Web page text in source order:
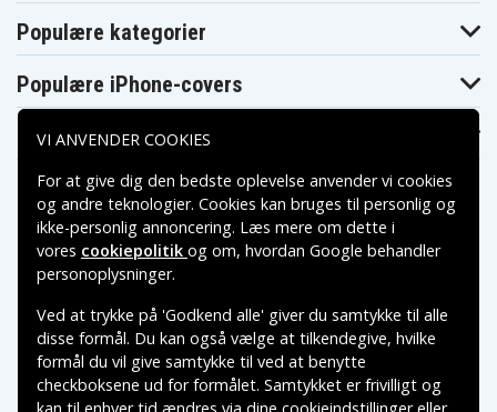
Populære kategorier
Populære iPhone-covers
Populære Samsung-covers
Betalingsmuligheder
Leveringsmuligheder
VI ANVENDER COOKIES
For at give dig den bedste oplevelse anvender vi cookies
og andre teknologier. Cookies kan bruges til personlig og
ikke-personlig annoncering. Læs mere om dette i
vores cookiepolitik og om, hvordan Google behandler
personoplysninger.
Ved at trykke på 'Godkend alle' giver du samtykke til alle
disse formål. Du kan også vælge at tilkendegive, hvilke
formål du vil give samtykke til ved at benytte
checkboksene ud for formålet. Samtykket er frivilligt og